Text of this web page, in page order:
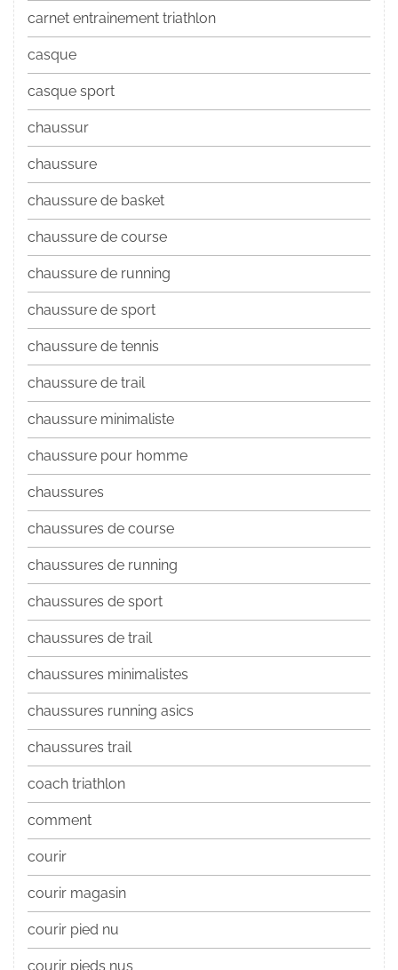
carnet entrainement triathlon
casque
casque sport
chaussur
chaussure
chaussure de basket
chaussure de course
chaussure de running
chaussure de sport
chaussure de tennis
chaussure de trail
chaussure minimaliste
chaussure pour homme
chaussures
chaussures de course
chaussures de running
chaussures de sport
chaussures de trail
chaussures minimalistes
chaussures running asics
chaussures trail
coach triathlon
comment
courir
courir magasin
courir pied nu
courir pieds nus